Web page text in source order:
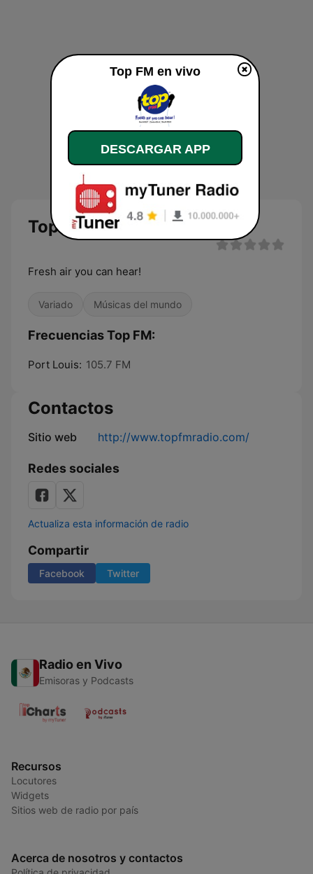
Top FM
Fresh air you can hear!
Variado Músicas del mundo
Frecuencias Top FM:
Port Louis: 105.7 FM
Contactos
Sitio web http://www.topfmradio.com/
Redes sociales
Actualiza esta información de radio
Compartir
Facebook Twitter
Radio en Vivo
Emisoras y Podcasts
Recursos
Locutores
Widgets
Sitios web de radio por país
Acerca de nosotros y contactos
Top FM en vivo
DESCARGAR APP